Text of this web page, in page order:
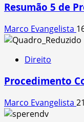
Resumão 5 de
Marco Evangelista
Direito
Procedimento
Marco Evangelista